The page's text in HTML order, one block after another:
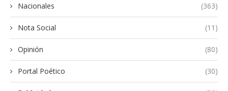
Nacionales (363)
Nota Social (11)
Opinión (80)
Portal Poético (30)